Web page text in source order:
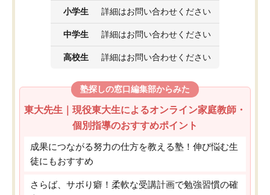
小学生 詳細はお問い合わせください
中学生 詳細はお問い合わせください
高校生 詳細はお問い合わせください
塾探しの窓口編集部からみた
東大先生｜現役東大生によるオンライン家庭教師・
個別指導のおすすめポイント
成果につながる努力の仕方を教える塾！伸び悩む生
徒にもおすすめ
さらば、サボり癖！柔軟な受講計画で勉強習慣の確